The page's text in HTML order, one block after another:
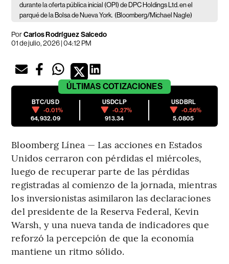
durante la oferta pública inicial (OPI) de DPC Holdings Ltd. en el
parqué de la Bolsa de Nueva York. (Bloomberg/Michael Nagle)
PorCarlos Rodríguez Salcedo
01 de julio, 2026 | 04:12 PM
ÚLTIMAS COTIZACIONES
BTC/USD
-0.01%
64,932.09
USDCLP
-0.27%
913.34
USDBRL
-0.56%
5.0805
Bloomberg Línea — Las acciones en Estados
Unidos cerraron con pérdidas el miércoles,
luego de recuperar parte de las pérdidas
registradas al comienzo de la jornada, mientras
los inversionistas asimilaron las declaraciones
del presidente de la Reserva Federal, Kevin
Warsh, y una nueva tanda de indicadores que
reforzó la percepción de que la economía
mantiene un ritmo sólido.